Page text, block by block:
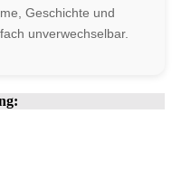
Geschichte und
unverwechselbar.